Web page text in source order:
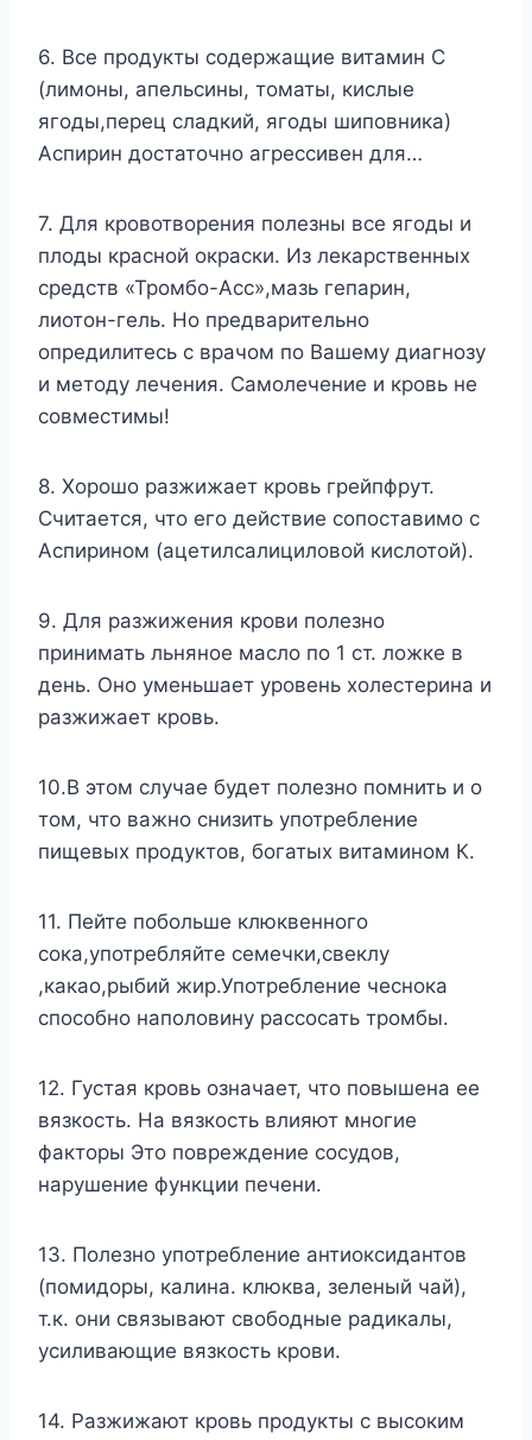
6. Все продукты содержащие витамин С
(лимоны, апельсины, томаты, кислые
ягоды,перец сладкий, ягоды шиповника)
Аспирин достаточно агрессивен для…
7. Для кровотворения полезны все ягоды и
плоды красной окраски. Из лекарственных
средств «Тромбо-Асс»,мазь гепарин,
лиотон-гель. Но предварительно
опредилитесь с врачом по Вашему диагнозу
и методу лечения. Самолечение и кровь не
совместимы!
8. Хорошо разжижает кровь грейпфрут.
Считается, что его действие сопоставимо с
Аспирином (ацетилсалициловой кислотой).
9. Для разжижения крови полезно
принимать льняное масло по 1 ст. ложке в
день. Оно уменьшает уровень холестерина и
разжижает кровь.
10.В этом случае будет полезно помнить и о
том, что важно снизить употребление
пищевых продуктов, богатых витамином К.
11. Пейте побольше клюквенного
сока,употребляйте семечки,свеклу
,какао,рыбий жир.Употребление чеснока
способно наполовину рассосать тромбы.
12. Густая кровь означает, что повышена ее
вязкость. На вязкость влияют многие
факторы Это повреждение сосудов,
нарушение функции печени.
13. Полезно употребление антиоксидантов
(помидоры, калина. клюква, зеленый чай),
т.к. они связывают свободные радикалы,
усиливающие вязкость крови.
14. Разжижают кровь продукты с высоким